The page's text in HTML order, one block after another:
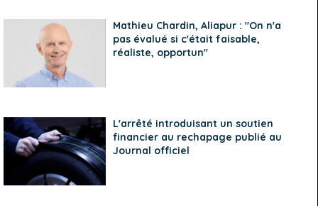
Mathieu Chardin, Aliapur : "On n'a
pas évalué si c'était faisable,
réaliste, opportun"
L'arrêté introduisant un soutien
financier au rechapage publié au
Journal officiel